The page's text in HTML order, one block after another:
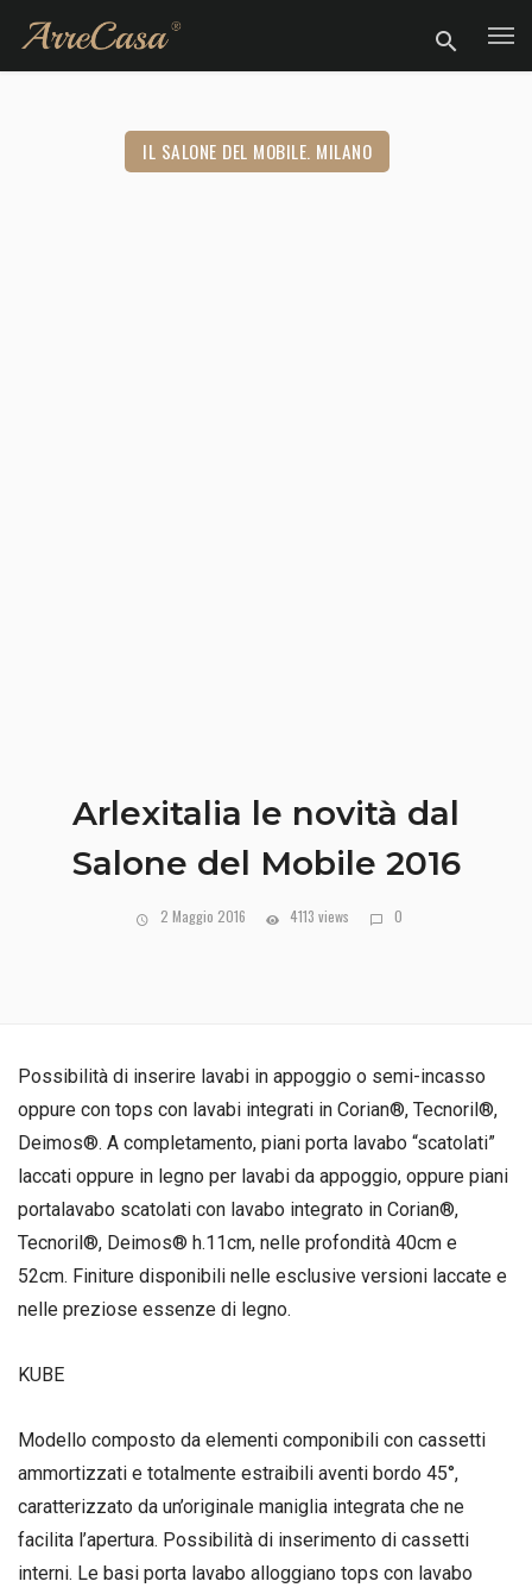
IL SALONE DEL MOBILE. MILANO
Arlexitalia le novità dal
Salone del Mobile 2016
2 Maggio 2016 4113 views 0
Possibilità di inserire lavabi in appoggio o semi-incasso
oppure con tops con lavabi integrati in Corian®, Tecnoril®,
Deimos®. A completamento, piani porta lavabo “scatolati”
laccati oppure in legno per lavabi da appoggio, oppure piani
portalavabo scatolati con lavabo integrato in Corian®,
Tecnoril®, Deimos® h.11cm, nelle profondità 40cm e
52cm. Finiture disponibili nelle esclusive versioni laccate e
nelle preziose essenze di legno.
KUBE
Modello composto da elementi componibili con cassetti
ammortizzati e totalmente estraibili aventi bordo 45°,
caratterizzato da un’originale maniglia integrata che ne
facilita l’apertura. Possibilità di inserimento di cassetti
interni. Le basi porta lavabo alloggiano tops con lavabo